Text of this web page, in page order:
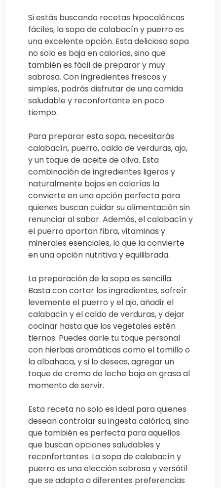
Si estás buscando recetas hipocalóricas
fáciles, la sopa de calabacín y puerro es
una excelente opción. Esta deliciosa sopa
no solo es baja en calorías, sino que
también es fácil de preparar y muy
sabrosa. Con ingredientes frescos y
simples, podrás disfrutar de una comida
saludable y reconfortante en poco
tiempo.
Para preparar esta sopa, necesitarás
calabacín, puerro, caldo de verduras, ajo,
y un toque de aceite de oliva. Esta
combinación de ingredientes ligeros y
naturalmente bajos en calorías la
convierte en una opción perfecta para
quienes buscan cuidar su alimentación sin
renunciar al sabor. Además, el calabacín y
el puerro aportan fibra, vitaminas y
minerales esenciales, lo que la convierte
en una opción nutritiva y equilibrada.
La preparación de la sopa es sencilla.
Basta con cortar los ingredientes, sofreír
levemente el puerro y el ajo, añadir el
calabacín y el caldo de verduras, y dejar
cocinar hasta que los vegetales estén
tiernos. Puedes darle tu toque personal
con hierbas aromáticas como el tomillo o
la albahaca, y si lo deseas, agregar un
toque de crema de leche baja en grasa al
momento de servir.
Esta receta no solo es ideal para quienes
desean controlar su ingesta calórica, sino
que también es perfecta para aquellos
que buscan opciones saludables y
reconfortantes. La sopa de calabacín y
puerro es una elección sabrosa y versátil
que se adapta a diferentes preferencias